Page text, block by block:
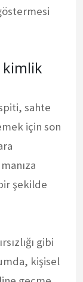
kimlik
sahte
için son
şekilde
gibi
kişisel